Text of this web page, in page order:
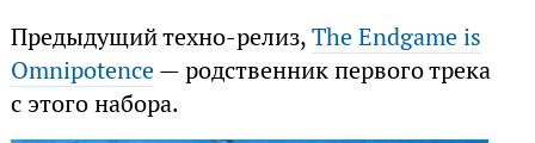
Предыдущий техно-релиз,The Endgame is
Omnipotence— родственник первого трека
с этого набора.